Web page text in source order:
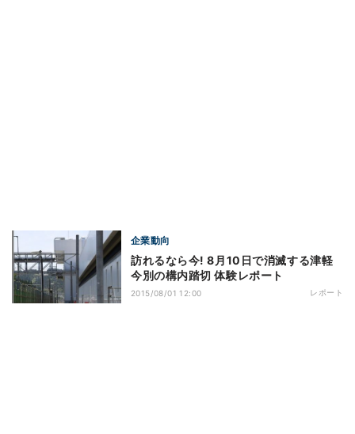
企業動向
訪れるなら今! 8月10日で消滅する津軽
今別の構内踏切 体験レポート
2015/08/01 12:00 レポート